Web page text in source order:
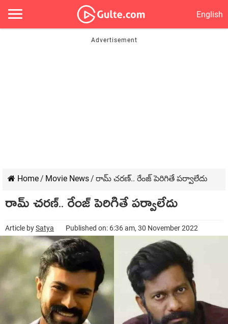
English
Home/ Movie News/ రామ్ చరణ్‌.. రేంజ్ పెరిగితే పర్వాలేదు
రామ్ చరణ్‌.. రేంజ్ పెరిగితే పర్వాలేదు
Article bySatya Published on: 6:36 am, 30 November 2022